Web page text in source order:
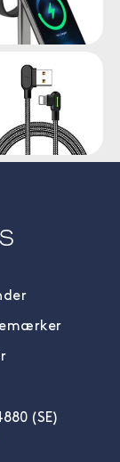
(SE)